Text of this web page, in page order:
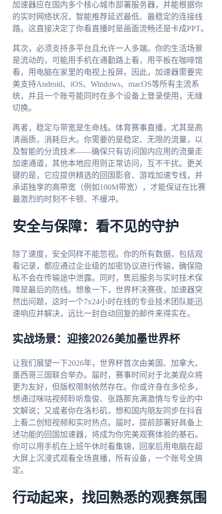
加速器应在国内多个核心城市部署服务器，并能根据你
的实时网络状况，智能推荐延迟最低、最稳定的连接线
路。这直接决定了你看直播时是画面流畅还是卡成PPT。
其次，必须支持多平台且允许一人多端。你的生活场景
是流动的，可能用手机在通勤路上看，用平板在咖啡馆
看，用电脑在家里的电视上投屏。因此，加速器需要完
美支持Android、iOS、Windows、macOS等所有主流系
统，并且一个账号能同时在多个设备上登录使用，无缝
切换。
再者，稳定与带宽是生命线。体育赛事直播，尤其是高
清画质，消耗巨大。你需要的是稳定、无限的流量，以
及智能的分流技术——确保只有访问国内应用的流量走
加速通道，其他本地应用则正常访问，互不干扰。更关
键的是，它应提供精选的回国影音、游戏加速专线，并
承诺独享的高带宽（例如100M带宽），才能保证在比赛
最激烈的时刻不卡顿、不缓冲。
安全与保障：看不见的守护
除了速度，安全同样不能忽视。你的所有数据，包括观
看记录，都应通过企业级的加密协议进行传输，确保隐
私不会在传输途中泄露。同时，售后服务与实时技术保
障是最后的防线。想象一下，世界杯决赛夜，加速器突
然出问题，这时一个7x24小时在线的专业技术团队能迅
速响应并解决，远比一封自动回复的邮件来得实在。
实战场景：迎接2026美加墨世界杯
让我们展望一下2026年，世界杯首次由美国、加拿大、
墨西哥三国联合举办。届时，赛事时间对于北美观众将
更为友好，但版权限制依然存在。你或许身在多伦多，
想通过咪咕视频聆听詹俊、张路那充满激情与专业的中
文解说；又或者你在洛杉矶，想和国内朋友同步在抖音
上看二创短视频和实时热点。届时，提前部署好具备上
述功能的回国加速器，将成为你完美观赛体验的基石。
你可以用手机在上班午休时看集锦，回家后用电脑在超
大屏上沉浸式观看全场直播，所有设备，一个账号全搞
定。
行动起来，找回熟悉的观赛氛围